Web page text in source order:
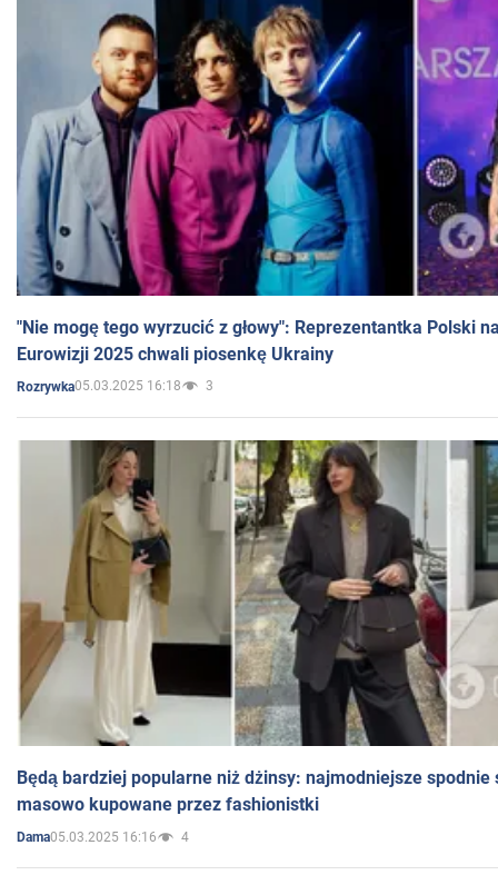
"Nie mogę tego wyrzucić z głowy": Reprezentantka Polski
Eurowizji 2025 chwali piosenkę Ukrainy
Rozrywka05.03.2025 16:18 3
Będą bardziej popularne niż dżinsy: najmodniejsze spodnie
masowo kupowane przez fashionistki
Dama05.03.2025 16:16 4